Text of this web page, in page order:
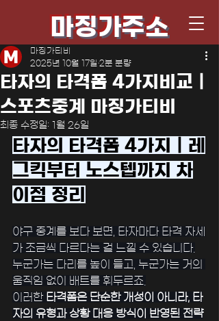
마징가주소
타자의 타격폼 4가지비교｜
스포츠중계 마징가티비
마징가티비
2025년 10월 17일 2분 분량
최종 수정일: 1월 26일
타자의 타격폼 4가지｜레
그킥부터 노스텝까지 차
이점 정리
야구 중계를 보다 보면, 타자마다 타격 자세
가 조금씩 다르다는 걸 느낄 수 있습니다.
누군가는 다리를 높이 들고, 누군가는 거의
움직임 없이 배트를 휘두르죠.
﻿이러한 타격폼은 단순한 개성이 아니라, 타
자의 유형과 상황 대응 방식이 반영된 전략